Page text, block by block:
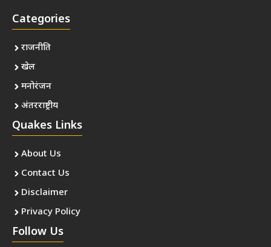
Categories
राजनीति
खेल
मनोरंजन
अंतरराष्ट्रीय
Quakes Links
About Us
Contact Us
Disclaimer
Privacy Policy
Follow Us